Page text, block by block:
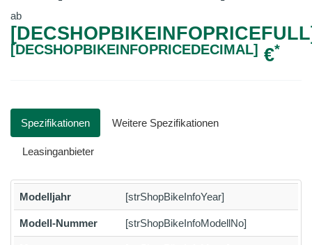
ab
[DECSHOPBIKEINFOPRICEDECIMAL] €*
Spezifikationen Weitere Spezifikationen
Leasinganbieter
Modelljahr [strShopBikeInfoYear]
Modell-Nummer [strShopBikeInfoModellNo]